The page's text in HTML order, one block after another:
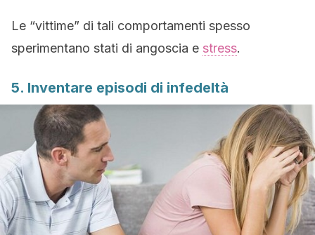
Le “vittime” di tali comportamenti spesso
sperimentano stati di angoscia e stress.
5. Inventare episodi di infedeltà